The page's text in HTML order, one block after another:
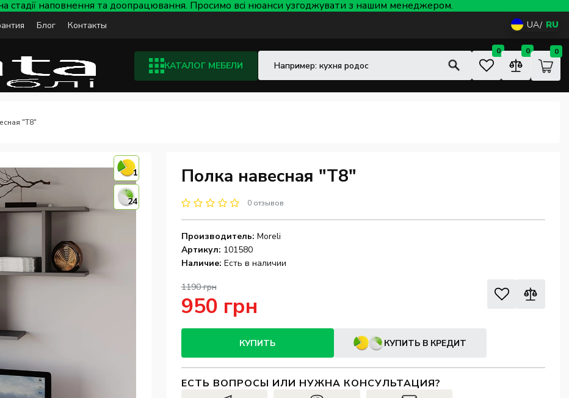
стадії наповнення та доопрацювання. Просимо всі нюанси узгоджувати з нашим менеджером.
Блог Контакты UA RU
КАТАЛОГ МЕБЕЛИ
0 0 0
"Т8"
1
24
Полка навесная "Т8"
0 отзывов
Производитель: Moreli
Артикул: 101580
Наличие: Есть в наличии
1190 грн
950 грн
КУПИТЬ КУПИТЬ В КРЕДИТ
ЕСТЬ ВОПРОСЫ ИЛИ НУЖНА КОНСУЛЬТАЦИЯ?